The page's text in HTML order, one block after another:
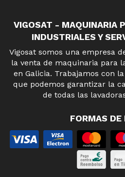
VIGOSAT - MAQUINARIA
INDUSTRIALES Y
Vigosat somos una empresa
la venta de maquinaria para
en Galicia. Trabajamos con
que podemos garantizar la
de todas las
FORMAS DE